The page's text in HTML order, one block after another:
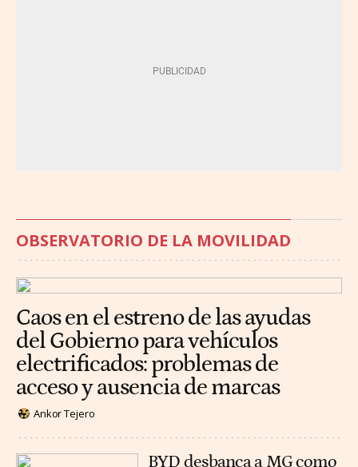
OBSERVATORIO DE LA MOVILIDAD
Caos en el estreno de las ayudas
del Gobierno para vehículos
electrificados: problemas de
acceso y ausencia de marcas
Ankor Tejero
BYD desbanca a MG como